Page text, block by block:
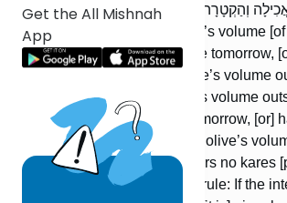
Get the All Mishnah
App
וְהַקְטָרָה מִצְטַרְפִין.
[If he intended] to eat an olive’s volume
outside and an olive’s volume tomorrow,
volume tomorrow and an olive’s volume
intended to eat] half an olive’s volume
and half an olive’s volume tomorrow, [or]
volume tomorrow and half an olive’s
area] — it is invalid, but it bears no kares
Said R’ Yehudah: This is the rule: If the